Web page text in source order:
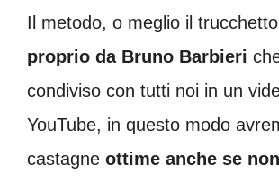
Il metodo, o meglio il trucchetto
proprio da Bruno Barbieri
condiviso con tutti noi in un
YouTube, in questo modo
castagne ottime anche se